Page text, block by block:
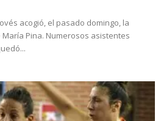
acogió, el pasado domingo, la
Pina. Numerosos asistentes